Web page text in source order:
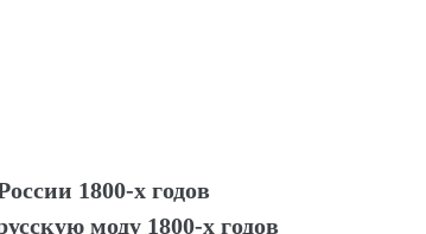
1800-х годов
моду 1800-х годов